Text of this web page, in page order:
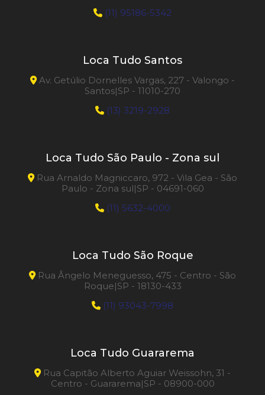
(11) 95186-5342
Loca Tudo Santos
Av. Getúlio Dornelles Vargas, 227 - Valongo -
Santos|SP - 11010-270
(13) 3219-2928
Loca Tudo São Paulo - Zona sul
Rua Arnaldo Magniccaro, 972 - Vila Gea - São
Paulo - Zona sul|SP - 04691-060
(11) 5632-4000
Loca Tudo São Roque
Rua Ângelo Meneguesso, 475 - Centro - São
Roque|SP - 18130-433
(11) 93043-7998
Loca Tudo Guararema
Rua Capitão Alberto Aguiar Weissohn, 31 -
Centro - Guararema|SP - 08900-000